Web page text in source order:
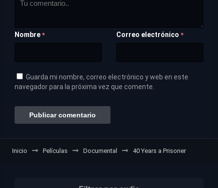
Nombre * Correo electrónico *
Guarda mi nombre, correo electrónico y web en este
navegador para la próxima vez que comente.
Inicio Películas Documental 40 Years a Prisoner